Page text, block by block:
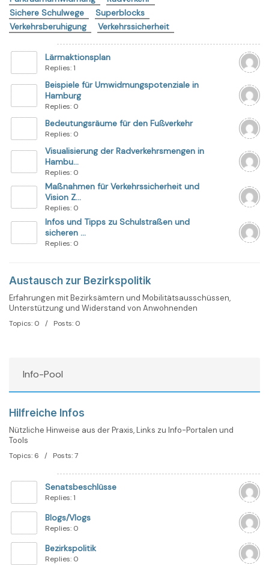
Sichere Schulwege
Superblocks
Verkehrsberuhigung
Verkehrssicherheit
Lärmaktionsplan
Replies: 1
Beispiele für Umwidmungspotenziale in
Hamburg
Replies: 0
Bedeutungsräume für den Fußverkehr
Replies: 0
Visualisierung der Radverkehrsmengen in
Hambu...
Replies: 0
Maßnahmen für Verkehrssicherheit und
Vision Z...
Replies: 0
Infos und Tipps zu Schulstraßen und
sicheren ...
Replies: 0
Austausch zur Bezirkspolitik
Erfahrungen mit Bezirksämtern und Mobilitätsausschüssen,
Unterstützung und Widerstand von Anwohnenden
Topics: 0 / Posts: 0
Info-Pool
Hilfreiche Infos
Nützliche Hinweise aus der Praxis, Links zu Info-Portalen und
Tools
Topics: 6 / Posts: 7
Senatsbeschlüsse
Replies: 1
Blogs/Vlogs
Replies: 0
Bezirkspolitik
Replies: 0